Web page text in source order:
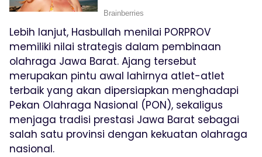
Lebih lanjut, Hasbullah menilai PORPROV
memiliki nilai strategis dalam pembinaan
olahraga Jawa Barat. Ajang tersebut
merupakan pintu awal lahirnya atlet-atlet
terbaik yang akan dipersiapkan menghadapi
Pekan Olahraga Nasional (PON), sekaligus
menjaga tradisi prestasi Jawa Barat sebagai
salah satu provinsi dengan kekuatan olahraga
nasional.